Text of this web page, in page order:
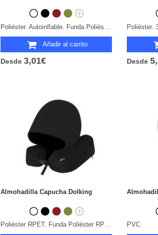
Añadir al carrito
Desde 3,01€ Desde
Almohadilla Capucha Dolking
Poliéster RPET. Funda Poliéster RPET. PVC.